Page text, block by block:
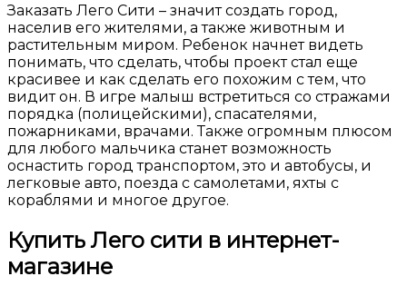
Заказать Лего Сити – значит создать город,
населив его жителями, а также животным и
растительным миром. Ребенок начнет видеть
понимать, что сделать, чтобы проект стал еще
красивее и как сделать его похожим с тем, что
видит он. В игре малыш встретиться со стражами
порядка (полицейскими), спасателями,
пожарниками, врачами. Также огромным плюсом
для любого мальчика станет возможность
оснастить город транспортом, это и автобусы, и
легковые авто, поезда с самолетами, яхты с
кораблями и многое другое.
Купить Лего сити в интернет-
магазине